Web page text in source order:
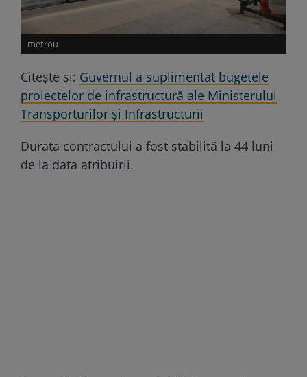
metrou
Citește și: Guvernul a suplimentat bugetele
proiectelor de infrastructură ale Ministerului
Transporturilor şi Infrastructurii
Durata contractului a fost stabilită la 44 luni
de la data atribuirii.